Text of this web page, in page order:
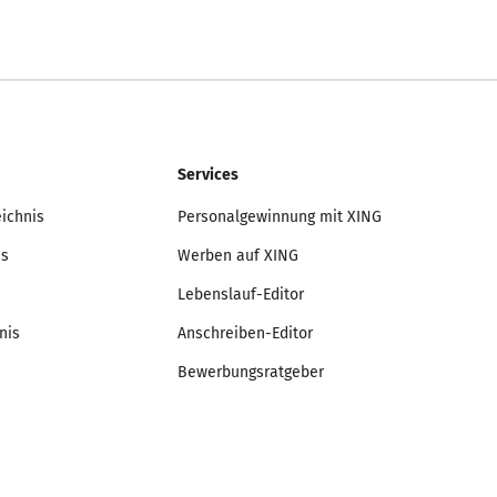
Services
Personalgewinnung mit XING
Werben auf XING
Lebenslauf-Editor
Anschreiben-Editor
Bewerbungsratgeber